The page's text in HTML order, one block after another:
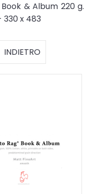
& Album 220 g.
330 x 483
INDIETRO